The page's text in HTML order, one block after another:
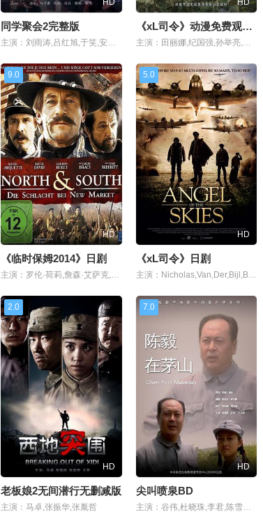
HD
同学聚会2完整版
主演：刘雨涛,吕红旭,于笑,安龙,逯长恩,贾天下,姚居德
HD
《xL司令》动漫免费观看全集在线
主演：田丽娜,纪国强,孙举亮,付朝晖
9.0
HD
《临时保姆2014》日剧
主演：罗伦·荷莉,詹森·艾萨克,葛尔·哈罗德,凯斯·大卫,卢克·本沃德
5.0
HD
《xL司令》日剧
主演：Nicholas,Van,Der,Bijl,Brad,Backhouse,Adam,Boys,Lillie,Claire,Ryan,Dittmann,Andre,Frauenstein
2.0
HD
老板娘2无间潜行无删减版
主演：马卓,张振华,张胤哲
7.0
HD
尖叫喷泉BD
主演：谷伟,杜晓珠,李君,陈雪菲,王昕婷,王志华,王志